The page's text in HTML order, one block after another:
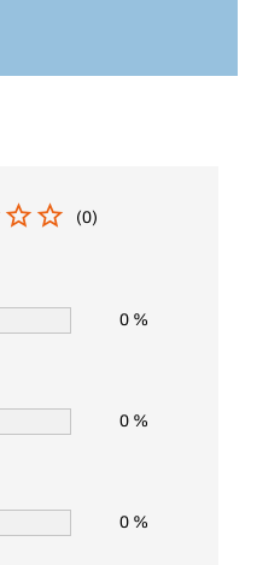
(0)
0 %
0 %
0 %